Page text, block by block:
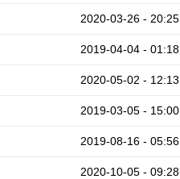
2020-03-26 - 20:25
2019-04-04 - 01:18
2020-05-02 - 12:13
2019-03-05 - 15:00
2019-08-16 - 05:56
2020-10-05 - 09:28